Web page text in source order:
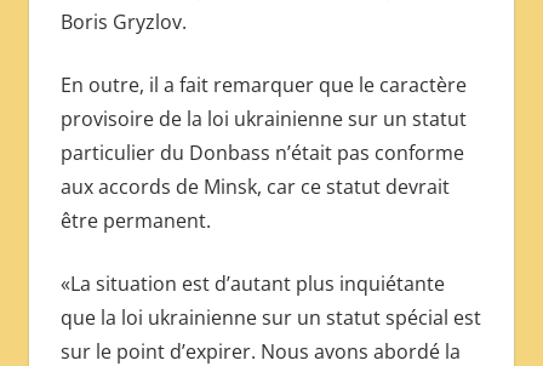
Boris Gryzlov.
En outre, il a fait remarquer que le caractère
provisoire de la loi ukrainienne sur un statut
particulier du Donbass n’était pas conforme
aux accords de Minsk, car ce statut devrait
être permanent.
«La situation est d’autant plus inquiétante
que la loi ukrainienne sur un statut spécial est
sur le point d’expirer. Nous avons abordé la